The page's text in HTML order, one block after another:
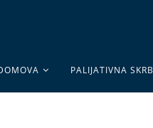
PALIJATIVNA SKRB